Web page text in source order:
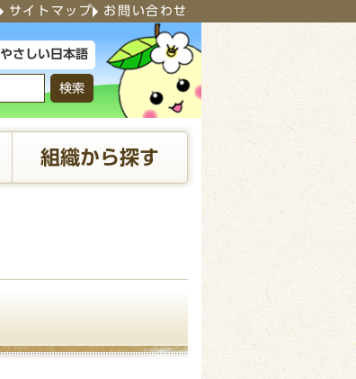
サイトマップ お問い合わせ
やさしい日本語
検索
組織から探す